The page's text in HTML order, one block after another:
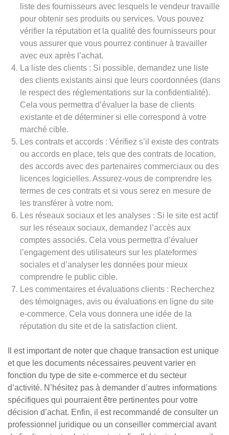
liste des fournisseurs avec lesquels le vendeur travaille
pour obtenir ses produits ou services. Vous pouvez
vérifier la réputation et la qualité des fournisseurs pour
vous assurer que vous pourrez continuer à travailler
avec eux après l’achat.
La liste des clients : Si possible, demandez une liste
des clients existants ainsi que leurs coordonnées (dans
le respect des réglementations sur la confidentialité).
Cela vous permettra d’évaluer la base de clients
existante et de déterminer si elle correspond à votre
marché cible.
Les contrats et accords : Vérifiez s’il existe des contrats
ou accords en place, tels que des contrats de location,
des accords avec des partenaires commerciaux ou des
licences logicielles. Assurez-vous de comprendre les
termes de ces contrats et si vous serez en mesure de
les transférer à votre nom.
Les réseaux sociaux et les analyses : Si le site est actif
sur les réseaux sociaux, demandez l’accès aux
comptes associés. Cela vous permettra d’évaluer
l’engagement des utilisateurs sur les plateformes
sociales et d’analyser les données pour mieux
comprendre le public cible.
Les commentaires et évaluations clients : Recherchez
des témoignages, avis ou évaluations en ligne du site
e-commerce. Cela vous donnera une idée de la
réputation du site et de la satisfaction client.
Il est important de noter que chaque transaction est unique
et que les documents nécessaires peuvent varier en
fonction du type de site e-commerce et du secteur
d’activité. N’hésitez pas à demander d’autres informations
spécifiques qui pourraient être pertinentes pour votre
décision d’achat. Enfin, il est recommandé de consulter un
professionnel juridique ou un conseiller commercial avant